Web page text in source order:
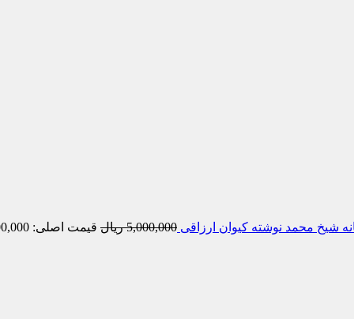
شیخ محمد نوشته کیوان ارزاقی 5,000,000 ریال قیمت اصلی: 5,000,000 ریال بود.